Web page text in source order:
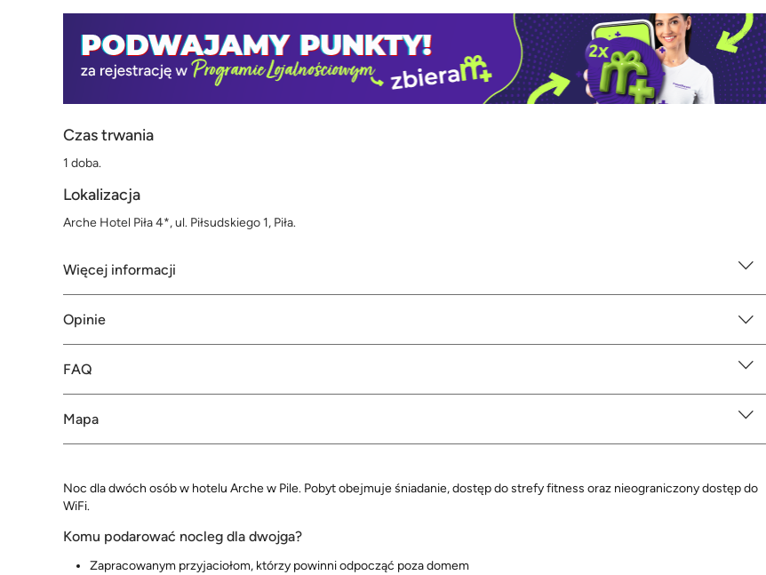
Czas trwania
1 doba.
Lokalizacja
Arche Hotel Piła 4*, ul. Piłsudskiego 1, Piła.
Więcej informacji
Opinie
FAQ
Mapa
Noc dla dwóch osób w hotelu Arche w Pile. Pobyt obejmuje śniadanie, dostęp do strefy fitness oraz nieograniczony dostęp do
WiFi.
Komu podarować nocleg dla dwojga?
Zapracowanym przyjaciołom, którzy powinni odpocząć poza domem